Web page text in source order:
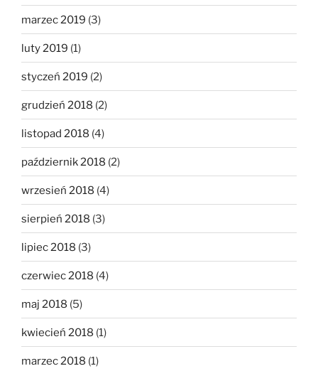
marzec 2019 (3)
luty 2019 (1)
styczeń 2019 (2)
grudzień 2018 (2)
listopad 2018 (4)
październik 2018 (2)
wrzesień 2018 (4)
sierpień 2018 (3)
lipiec 2018 (3)
czerwiec 2018 (4)
maj 2018 (5)
kwiecień 2018 (1)
marzec 2018 (1)